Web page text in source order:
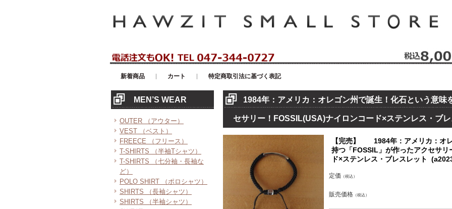
新着商品 カート 特定商取引法に基づく表記
MEN’S WEAR
OUTER （アウター）
VEST （ベスト）
FREECE （フリース）
T-SHIRTS （半袖Tシャツ）
T-SHIRTS （七分袖・長袖な
ど）
POLO SHIRT （ポロシャツ）
SHIRTS （長袖シャツ）
SHIRTS （半袖シャツ）
1984年：アメリカ：オレゴン州で誕生！化石という意味
セサリー！FOSSIL(USA)ナイロンコード×ステンレス・ブ
【完売】 1984年：アメリカ：オ
持つ「FOSSIL」が作ったアクセサ
ド×ステンレス・ブレスレット
定価 （税込）
販売価格 （税込）